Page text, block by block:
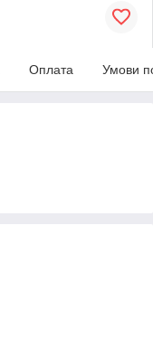
Оплата Умови